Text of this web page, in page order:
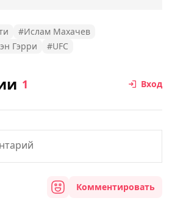
#Ислам Махачев
Гэрри #UFC
1 Вход
Комментировать